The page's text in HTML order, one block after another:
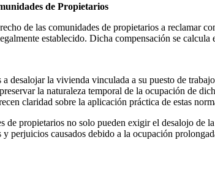
de Propietarios
de las comunidades de propietarios a reclamar
establecido. Dicha compensación se
a desalojar la vivienda vinculada a su puesto de
la naturaleza temporal de la ocupación de
claridad sobre la aplicación práctica de estas
de propietarios no solo pueden exigir el desalojo de
perjuicios causados debido a la ocupación